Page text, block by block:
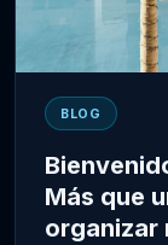
BLOG
Más que
organizar